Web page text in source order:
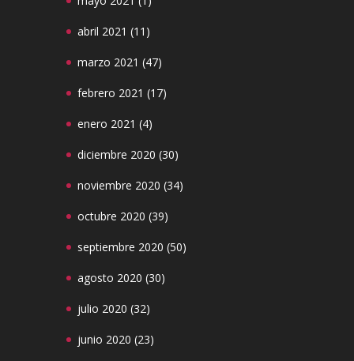
abril 2021 (11)
marzo 2021 (47)
febrero 2021 (17)
enero 2021 (4)
diciembre 2020 (30)
noviembre 2020 (34)
octubre 2020 (39)
septiembre 2020 (50)
agosto 2020 (30)
julio 2020 (32)
junio 2020 (23)